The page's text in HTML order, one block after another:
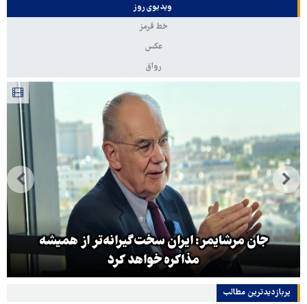
ویدیوی روز
خط قرمز
عکس
رواق
جان مرشایمر: ایران سخت‌گیرانه‌تر از همیشه
مذاکره خواهد کرد
پربازدیدترین‌ مطالب